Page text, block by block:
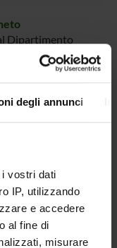
degli annunci
vostri dati
IP, utilizzando
e accedere
al fine di
misurare
Dipartimento